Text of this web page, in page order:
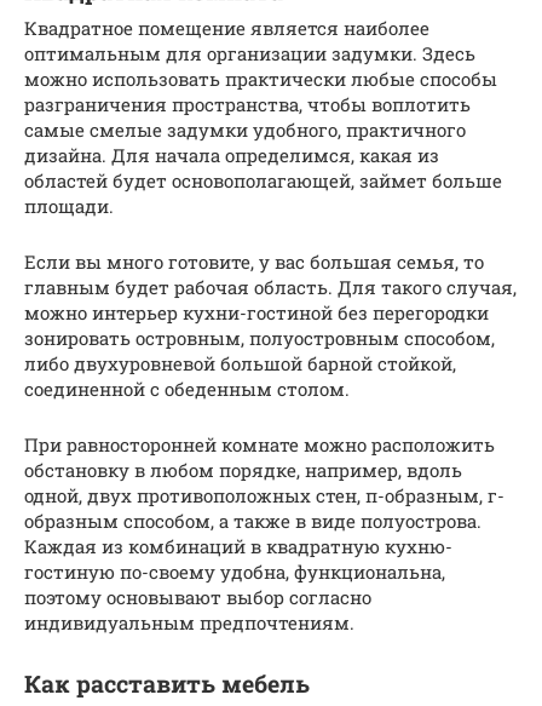
Квадратное помещение является наиболее
оптимальным для организации задумки. Здесь
можно использовать практически любые способы
разграничения пространства, чтобы воплотить
самые смелые задумки удобного, практичного
дизайна. Для начала определимся, какая из
областей будет основополагающей, займет больше
площади.
Если вы много готовите, у вас большая семья, то
главным будет рабочая область. Для такого случая,
можно интерьер кухни-гостиной без перегородки
зонировать островным, полуостровным способом,
либо двухуровневой большой барной стойкой,
соединенной с обеденным столом.
При равносторонней комнате можно расположить
обстановку в любом порядке, например, вдоль
одной, двух противоположных стен, п-образным, г-
образным способом, а также в виде полуострова.
Каждая из комбинаций в квадратную кухню-
гостиную по-своему удобна, функциональна,
поэтому основывают выбор согласно
индивидуальным предпочтениям.
Как расставить мебель